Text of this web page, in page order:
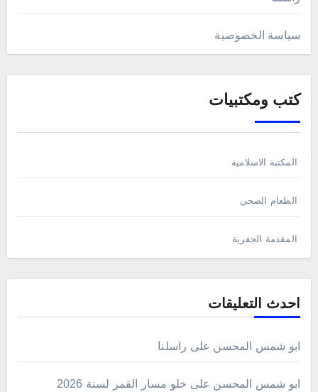
سياسة الخصوصية
كتب ومكتبيات
المكتبة الاسلامية
الطعام الصحي
المقدمة الجفرية
احدث التعليقات
ابو شمس المحسن على راسلنا
ابو شمس المحسن على خلو مسار القمر لسنة 2026